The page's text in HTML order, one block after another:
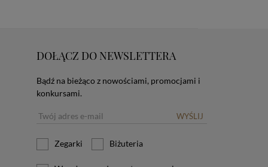
DOŁĄCZ DO NEWSLETTERA
Bądź na bieżąco z nowościami, promocjami i
konkursami.
WYŚLIJ
Zegarki Biżuteria